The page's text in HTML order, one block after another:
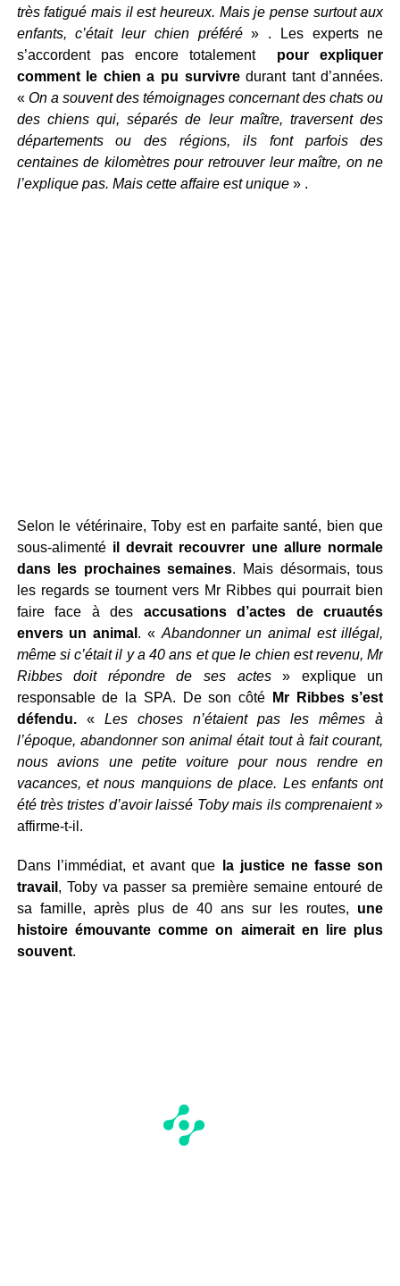
très fatigué mais il est heureux. Mais je pense surtout aux
enfants, c’était leur chien préféré» . Les experts ne
s’accordent pas encore totalement pour expliquer
comment le chien a pu survivredurant tant d’années.
« On a souvent des témoignages concernant des chats ou
des chiens qui, séparés de leur maître, traversent des
départements ou des régions, ils font parfois des
centaines de kilomètres pour retrouver leur maître, on ne
l’explique pas. Mais cette affaire est unique» .
Selon le vétérinaire, Toby est en parfaite santé, bien que
sous-alimentéil devrait recouvrer une allure normale
dans les prochaines semaines. Mais désormais, tous
les regards se tournent vers Mr Ribbes qui pourrait bien
faire face à des accusations d’actes de cruautés
envers un animal . « Abandonner un animal est illégal,
même si c’était il y a 40 ans et que le chien est revenu, Mr
Ribbes doit répondre de ses actes» explique un
responsable de la SPA. De son côté
Mr Ribbes s’est
défendu.« Les choses n’étaient pas les mêmes à
l’époque, abandonner son animal était tout à fait courant,
nous avions une petite voiture pour nous rendre en
vacances, et nous manquions de place. Les enfants ont
été très tristes d’avoir laissé Toby mais ils comprenaient»
affirme-t-il.
Dans l’immédiat, et avant que la justice ne fasse son
travail , Toby va passer sa première semaine entouré de
sa famille, après plus de 40 ans sur les routes, une
histoire émouvante comme on aimerait en lire plus
souvent.